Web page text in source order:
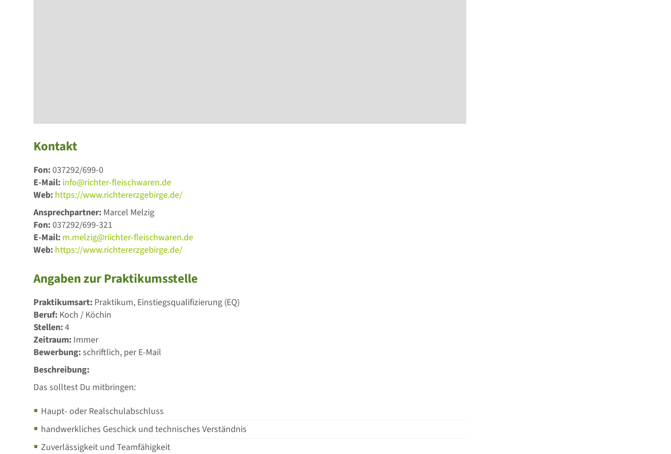
Kontakt
Fon:037292/699-0
E-Mail: info@richter-fleischwaren.de
Web: https://www.richtererzgebirge.de/
Ansprechpartner: Marcel Melzig
Fon:037292/699-321
E-Mail: m.melzig@riichter-fleischwaren.de
Web: https://www.richtererzgebirge.de/
Angaben zur Praktikumsstelle
Praktikumsart: Praktikum, Einstiegsqualifizierung (EQ)
Beruf: Koch / Köchin
Stellen:4
Zeitraum: Immer
Bewerbung:schriftlich, per E-Mail
Beschreibung:
Das solltest Du mitbringen:
Haupt- oder Realschulabschluss
handwerkliches Geschick und technisches Verständnis
Zuverlässigkeit und Teamfähigkeit